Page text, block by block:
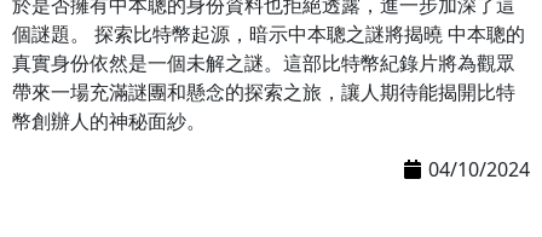
個謎題。 探索比特幣起源，暗示中本聰之謎將揭曉 中本聰的
真實身份依然是一個未解之謎。這部比特幣紀錄片將為觀眾
帶來一場充滿謎團和懸念的探索之旅，讓人期待能揭開比特
幣創辦人的神秘面紗。
04/10/2024